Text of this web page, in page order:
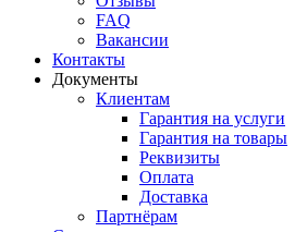
FAQ
Вакансии
Контакты
Документы
Клиентам
Гарантия на услуги
Гарантия на товары
Реквизиты
Оплата
Доставка
Партнёрам